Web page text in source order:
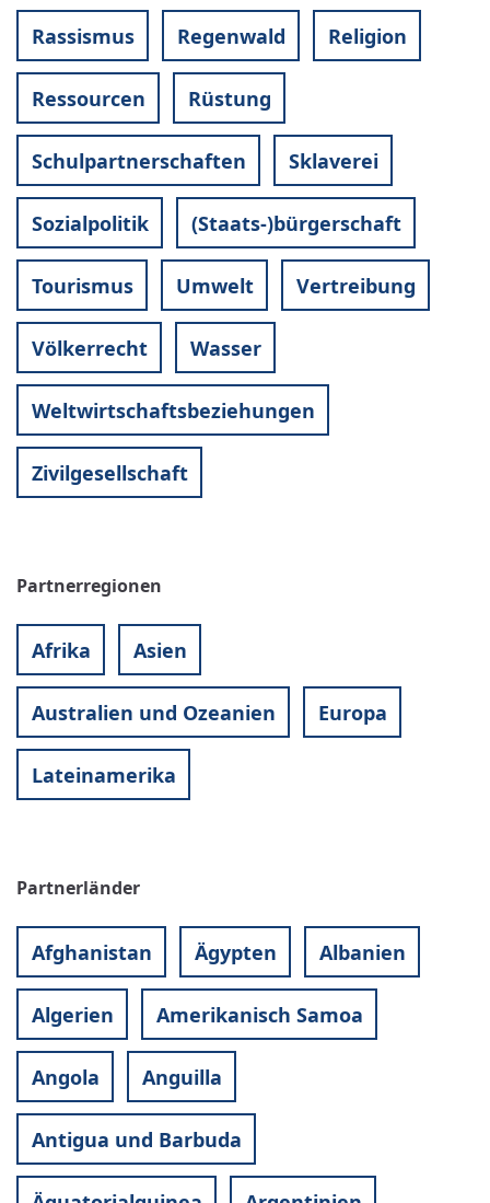
Rassismus Regenwald Religion
Ressourcen Rüstung
Schulpartnerschaften Sklaverei
Sozialpolitik (Staats-)bürgerschaft
Tourismus Umwelt Vertreibung
Völkerrecht Wasser
Weltwirtschaftsbeziehungen
Zivilgesellschaft
Partnerregionen
Afrika Asien
Australien und Ozeanien Europa
Lateinamerika
Partnerländer
Afghanistan Ägypten Albanien
Algerien Amerikanisch Samoa
Angola Anguilla
Antigua und Barbuda